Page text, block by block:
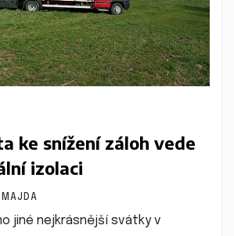
ke snížení záloh vede
izolaci
MAJDA
jiné nejkrásnější svátky v